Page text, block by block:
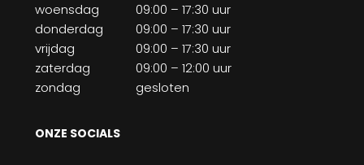
woensdag
09:00 – 17:30 uur
donderdag
09:00 – 17:30 uur
vrijdag
09:00 – 17:30 uur
zaterdag
09:00 – 12:00 uur
zondag
gesloten
ONZE SOCIALS